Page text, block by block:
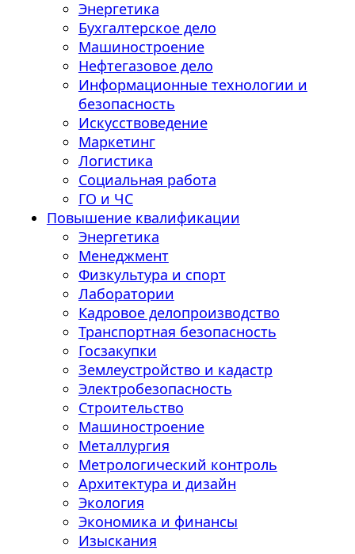
Энергетика
Бухгалтерское дело
Машиностроение
Нефтегазовое дело
Информационные технологии и
безопасность
Искусствоведение
Маркетинг
Логистика
Социальная работа
ГО и ЧС
Повышение квалификации
Энергетика
Менеджмент
Физкультура и спорт
Лаборатории
Кадровое делопроизводство
Транспортная безопасность
Госзакупки
Землеустройство и кадастр
Электробезопасность
Строительство
Машиностроение
Металлургия
Метрологический контроль
Архитектура и дизайн
Экология
Экономика и финансы
Изыскания